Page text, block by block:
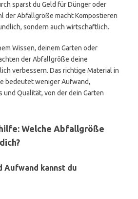
sparst du Geld für Dünger oder
der Abfallgröße macht Kompostieren
sondern auch wirtschaftlich.
Wissen, deinem Garten oder
der Abfallgröße deine
verbessern. Das richtige Material in
bedeutet weniger Aufwand,
und Qualität, von der dein Garten
Welche Abfallgröße
Aufwand kannst du